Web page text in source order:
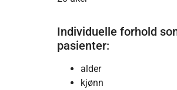
Individuelle forhold
pasienter:
alder
kjønn